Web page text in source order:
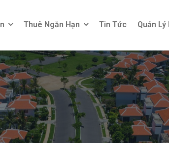
Thuê Ngắn Hạn Tin Tức Quản Lý
Thuê Ngắn Hạn Tin Tức Quản Lý